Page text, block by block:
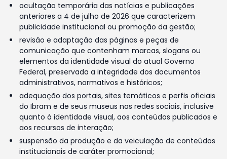
ocultação temporária das notícias e publicações
anteriores a 4 de julho de 2026 que caracterizem
publicidade institucional ou promoção da gestão;
revisão e adaptação das páginas e peças de
comunicação que contenham marcas, slogans ou
elementos da identidade visual do atual Governo
Federal, preservada a integridade dos documentos
administrativos, normativos e históricos;
adequação dos portais, sites temáticos e perfis oficiais
do Ibram e de seus museus nas redes sociais, inclusive
quanto à identidade visual, aos conteúdos publicados e
aos recursos de interação;
suspensão da produção e da veiculação de conteúdos
institucionais de caráter promocional;